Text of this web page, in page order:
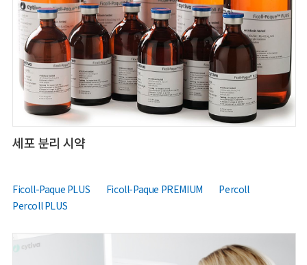
세포 분리 시약
Ficoll-Paque PLUS Ficoll-Paque PREMIUM
Percoll
Percoll PLUS